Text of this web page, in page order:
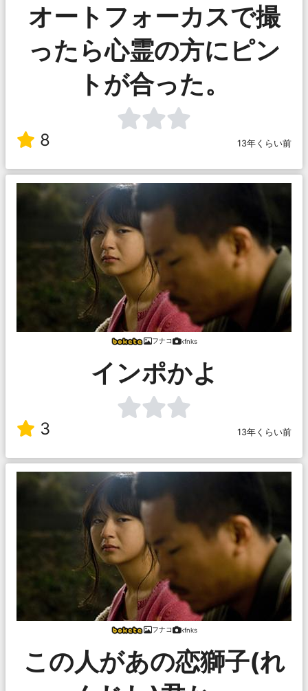
オートフォーカスで撮
ったら心霊の方にピン
トが合った。
8 13年くらい前
フナコ kfnks
インポかよ
3 13年くらい前
フナコ kfnks
この人があの恋獅子(れ